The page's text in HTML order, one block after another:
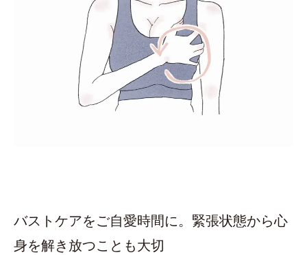
バストケアをご自愛時間に。緊張状態から心
身を解き放つことも大切